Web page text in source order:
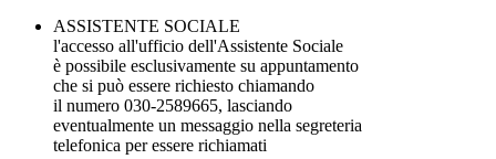
ASSISTENTE SOCIALE
l'accesso all'ufficio dell'Assistente Sociale
è possibile esclusivamente su appuntamento
che si può essere richiesto chiamando
il numero 030-2589665, lasciando
eventualmente un messaggio nella segreteria
telefonica per essere richiamati